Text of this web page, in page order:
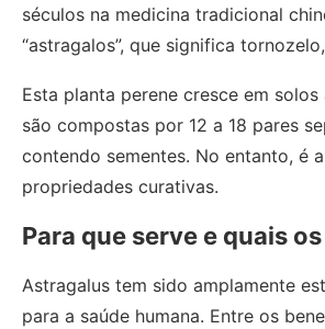
séculos na medicina tradicional
“astragalos”, que significa
Esta planta perene cresce em
são compostas por 12 a 18 pares
contendo sementes. No entanto, é
propriedades curativas.
Para que serve e quais
Astragalus tem sido amplamente
para a saúde humana. Entre os